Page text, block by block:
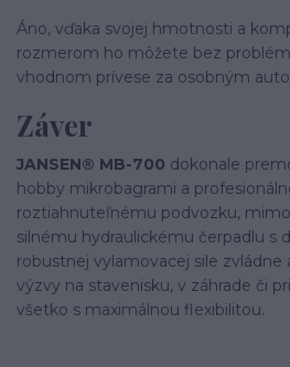
Áno, vďaka svojej hmotnosti a
rozmerom ho môžete bez
vhodnom prívese za osobným
Záver
JANSEN® MB-700 dokonale
hobby mikrobagrami a
roztiahnuteľnému podvozku,
silnému hydraulickému čerpadlu s
robustnej vylamovacej sile zvládne
výzvy na stavenisku, v záhrade či
všetko s maximálnou flexibilitou.